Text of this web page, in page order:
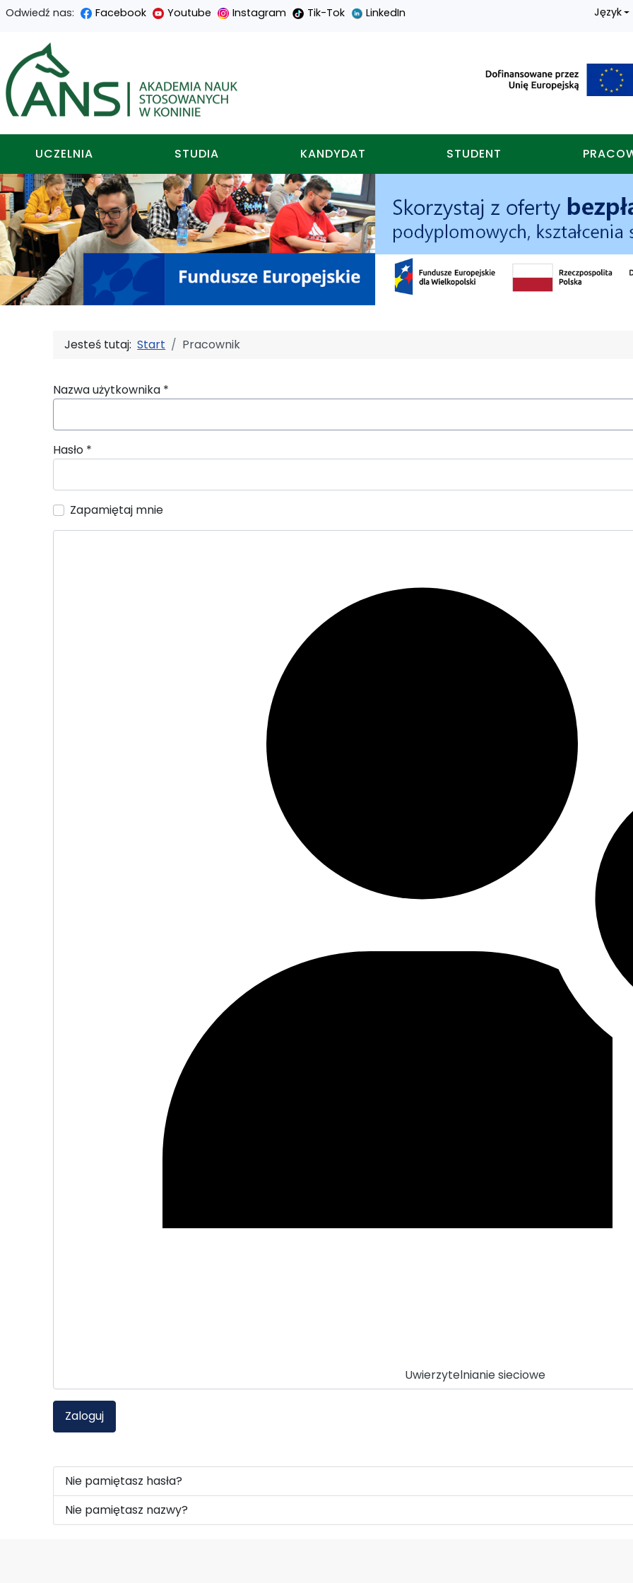
Przejdź
do
treści
głównej
Przejdź
do
menu
nawigacyjnego
Przejdź
do
wyszukiwarki
Przejdź
do
mapy
strony
Odwiedź nas: Facebook Youtube Instagram Tik-Tok LinkedIn Język
Akademia nauk stosowanych w koninie
UCZELNIA STUDIA KANDYDAT STUDENT
Jesteś tutaj:Start Pracownik
Nazwa użytkownika *
Hasło *
Zapamiętaj mnie
Uwierzytelnianie sieciowe
Zaloguj
Nie pamiętasz hasła?
Nie pamiętasz nazwy?